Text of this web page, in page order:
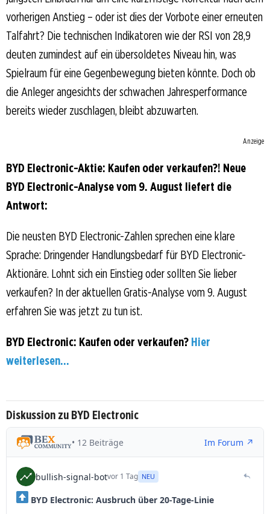
vorherigen Anstieg – oder ist dies der Vorbote einer erneuten
Talfahrt? Die technischen Indikatoren wie der RSI von 28,9
deuten zumindest auf ein übersoldetes Niveau hin, was
Spielraum für eine Gegenbewegung bieten könnte. Doch ob
die Anleger angesichts der schwachen Jahresperformance
bereits wieder zuschlagen, bleibt abzuwarten.
Anzeige
BYD Electronic-Aktie: Kaufen oder verkaufen?! Neue
BYD Electronic-Analyse vom 9. August liefert die
Antwort:
Die neusten BYD Electronic-Zahlen sprechen eine klare
Sprache: Dringender Handlungsbedarf für BYD Electronic-
Aktionäre. Lohnt sich ein Einstieg oder sollten Sie lieber
verkaufen? In der aktuellen Gratis-Analyse vom 9. August
erfahren Sie was jetzt zu tun ist.
BYD Electronic: Kaufen oder verkaufen? Hier
weiterlesen...
Diskussion zu BYD Electronic